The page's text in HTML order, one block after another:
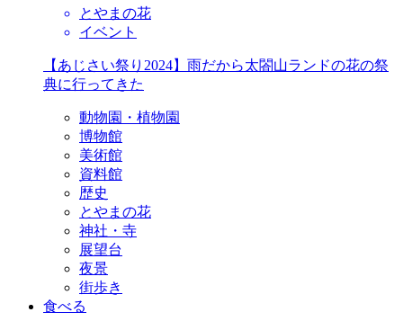
とやまの花
イベント
【あじさい祭り2024】雨だから太閤山ランドの花の祭
典に行ってきた
動物園・植物園
博物館
美術館
資料館
歴史
とやまの花
神社・寺
展望台
夜景
街歩き
食べる